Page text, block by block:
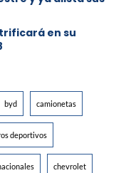
en su
byd camionetas
deportivos
chevrolet